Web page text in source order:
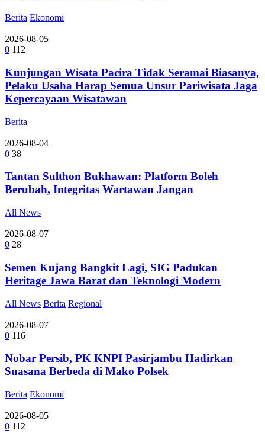
Berita Ekonomi
2026-08-05
0 112
Kunjungan Wisata Pacira Tidak Seramai Biasanya,
Pelaku Usaha Harap Semua Unsur Pariwisata Jaga
Kepercayaan Wisatawan
Berita
2026-08-04
0 38
Tantan Sulthon Bukhawan: Platform Boleh
Berubah, Integritas Wartawan Jangan
All News
2026-08-07
0 28
Semen Kujang Bangkit Lagi, SIG Padukan
Heritage Jawa Barat dan Teknologi Modern
All News Berita Regional
2026-08-07
0 116
Nobar Persib, PK KNPI Pasirjambu Hadirkan
Suasana Berbeda di Mako Polsek
Berita Ekonomi
2026-08-05
0 112